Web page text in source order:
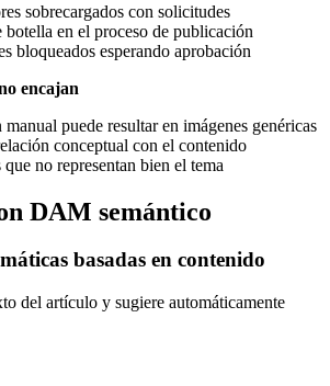
sobrecargados con solicitudes
botella en el proceso de publicación
bloqueados esperando aprobación
encajan
manual puede resultar en imágenes genéricas
conceptual con el contenido
que no representan bien el tema
DAM semántico
basadas en contenido
del artículo y sugiere automáticamente